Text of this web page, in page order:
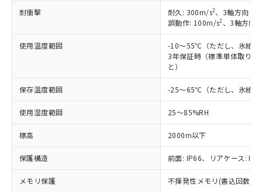
耐衝撃 耐久: 300m/s2、3軸方向 各
誤動作: 100m/s2 、3軸方向
使用温度範囲
-10～55℃（ただし、氷結、
3年保証時（標準単体取り
と）
保存温度範囲 -25～65℃（ただし、氷結、
使用湿度範囲 25～85%RH
標高 2000m以下
保護構造 前面: IP66、リアケース:
メモリ保護 不揮発性メモリ(書込回数:
商品の当社在庫状況および標準価格
(税抜)を提供させていただくもので
当社制御機器事業取扱商品の中には、
本サービスの対象外となる商品もある
在庫状況および標準価格照会結果は、
記載している更新日時点での社内デー
タに基づき作成されるものであり、閲
覧された時点での実際の在庫および標
準価格とは異なる場合があることをご
様のお取引先、またはお客様担当のオ
ムロン制御機器販売店・当社販売員に
非該当品：ライセンス料など無形物で、有
害物質有無と関係のない商品です。
仕入先様の事情により、非含有部品として
いたものが、含有品と判明した場合などや
むを得ず変更することがあります。
*EU RoHS指令（10物質）：
ミウム(Cd) 100ppm以下、
六価クロム(Cr(Ⅵ)) 1000ppm以下、ポリ臭化ビフェニル
類(PBB) 1000ppm以下、ポリ臭化ジフェニルエーテル類
(PBDE) 1000ppm以下、フタル酸ビス(2-エチルヘキシ
ル) (DEHP)(別名：DOP) 1000ppm以下、フタル酸ブチ
ルベンジル（BBP） 1000ppm以下、フタル酸ジブチル
(DIBP) 1000ppm以下
但し、RoHS指令で産業用監視および制御機器に対する
「○」：最大均質材料含有率が中国RoHSの
基準値以下であることを示します。
「×」：最大均質材料含有率が中国RoHSの
基準値を超えていることを示します。
「－」：未確認です。当社販売部門へお問
Pb(鉛) :1000ppm、 Hg(水銀) : 1000ppm、 Cd(カドミウ
Cr(Ⅵ)(六価クロム) : 1000ppm、 PBBs(ポリ臭化ビフェ
ニル類) : 1000ppm、 PBDEs(ポリ臭化ジフェニルエーテ
DBP(フタル酸ジブチル) : 1000ppm、 DIBP(フタル酸ジ
イソブチル) : 1000ppm、 BBP(フタル酸ブチルベンジ
ル) : 1000ppm、
DEHP(フタル酸ビス(2-エチルヘキシル)) : 1000ppm
当社は、これら貴社製品のうち、外国
為替および外国貿易法に定める商品
（以下｢規制貨物等」という）を輸出
または国外への提供する場合は、日本
国政府の輸出許可(または役務取引許
可)を取得するなどの必要な手続きを
当社は規制貨物を破棄する場合は、完
全に破砕するなど、違法に輸出されな
いよう必要な手段を講じます。
当社は貴社製品を、核兵器、ミサイ
号
一定数には満たないが在庫あり